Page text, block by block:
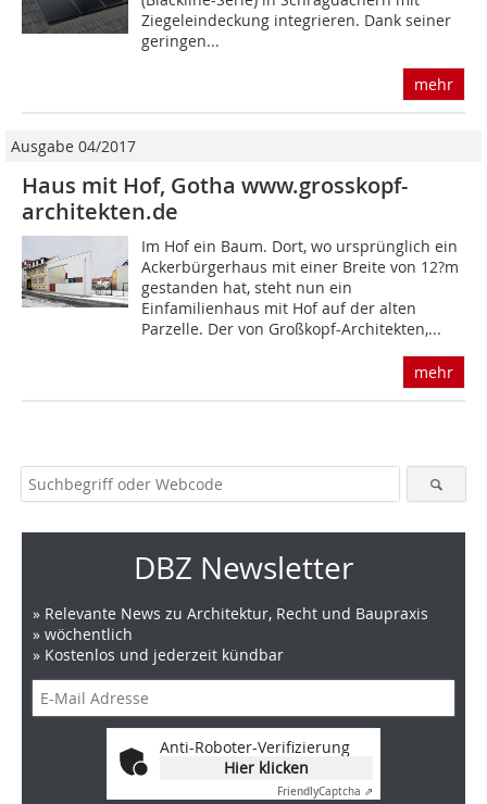
Ziegeleindeckung integrieren. Dank seiner
geringen...
mehr
Ausgabe 04/2017
Haus mit Hof, Gotha www.grosskopf-
architekten.de
Im Hof ein Baum. Dort, wo ursprünglich ein
Ackerbürgerhaus mit einer Breite von 12?m
gestanden hat, steht nun ein
Einfamilienhaus mit Hof auf der alten
Parzelle. Der von Großkopf-Architekten,...
mehr
DBZ Newsletter
» Relevante News zu Architektur, Recht und Baupraxis
» wöchentlich
» Kostenlos und jederzeit kündbar
Anti-Roboter-Verifizierung
Hier klicken
FriendlyCaptcha ⇗